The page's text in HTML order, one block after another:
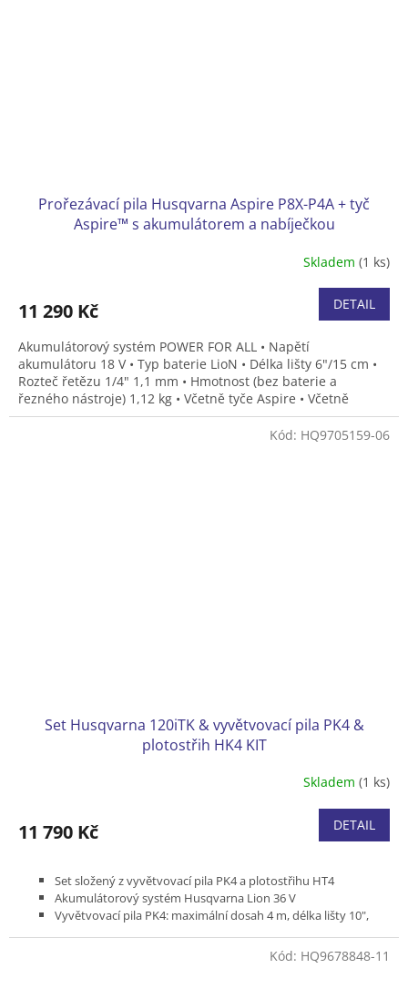
Prořezávací pila Husqvarna Aspire P8X-P4A + tyč
Aspire™ s akumulátorem a nabíječkou
Skladem (1 ks)
11 290 Kč DETAIL
Akumulátorový systém POWER FOR ALL • Napětí
akumulátoru 18 V • Typ baterie LioN • Délka lišty 6"/15 cm •
Rozteč řetězu 1/4" 1,1 mm • Hmotnost (bez baterie a
řezného nástroje) 1,12 kg • Včetně tyče Aspire • Včetně
akumulátoru 18-B72 a nabíječky 18-C100
Set Husqvarna 120iTK & vyvětvovací pila PK4 &
plotostřih HK4 KIT
Skladem (1 ks)
11 790 Kč DETAIL
Set složený z vyvětvovací pila PK4 a plotostřihu HT4
Akumulátorový systém Husqvarna Lion 36 V
Vyvětvovací pila PK4: maximální dosah 4 m, délka lišty 10",
Plotostřih HK4: maximální dosah 4 m, maximální průměr větví
15 mm, délka stříhací lišty 50 cm, hmotnost bez baterie 4,5 kg
Kód: HQ9705159-06
Kód: HQ9678848-11